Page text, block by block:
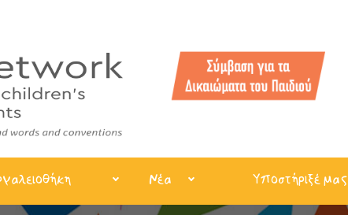
Νέα Υποστήριξέ μας